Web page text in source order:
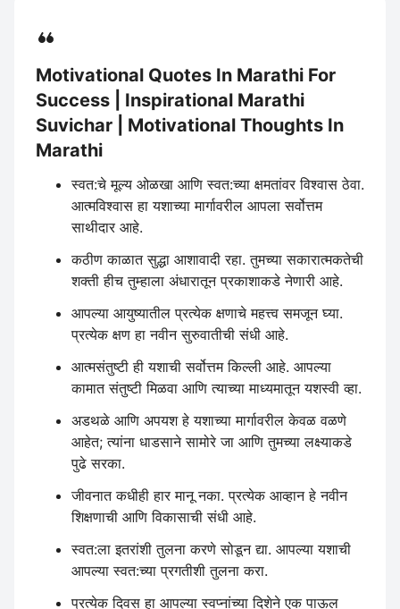
Motivational Quotes In Marathi For
Success | Inspirational Marathi
Suvichar | Motivational Thoughts In
Marathi
स्वत:चे मूल्य ओळखा आणि स्वत:च्या क्षमतांवर विश्वास ठेवा.
आत्मविश्वास हा यशाच्या मार्गावरील आपला सर्वोत्तम
साथीदार आहे.
कठीण काळात सुद्धा आशावादी रहा. तुमच्या सकारात्मकतेची
शक्ती हीच तुम्हाला अंधारातून प्रकाशाकडे नेणारी आहे.
आपल्या आयुष्यातील प्रत्येक क्षणाचे महत्त्व समजून घ्या.
प्रत्येक क्षण हा नवीन सुरुवातीची संधी आहे.
आत्मसंतुष्टी ही यशाची सर्वोत्तम किल्ली आहे. आपल्या
कामात संतुष्टी मिळवा आणि त्याच्या माध्यमातून यशस्वी व्हा.
अडथळे आणि अपयश हे यशाच्या मार्गावरील केवळ वळणे
आहेत; त्यांना धाडसाने सामोरे जा आणि तुमच्या लक्ष्याकडे
पुढे सरका.
जीवनात कधीही हार मानू नका. प्रत्येक आव्हान हे नवीन
शिक्षणाची आणि विकासाची संधी आहे.
स्वत:ला इतरांशी तुलना करणे सोडून द्या. आपल्या यशाची
आपल्या स्वत:च्या प्रगतीशी तुलना करा.
प्रत्येक दिवस हा आपल्या स्वप्नांच्या दिशेने एक पाऊल